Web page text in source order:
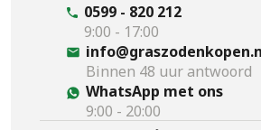
0599 - 820 212
9:00 - 17:00
Binnen 48 uur antwoord
WhatsApp met ons
9:00 - 20:00